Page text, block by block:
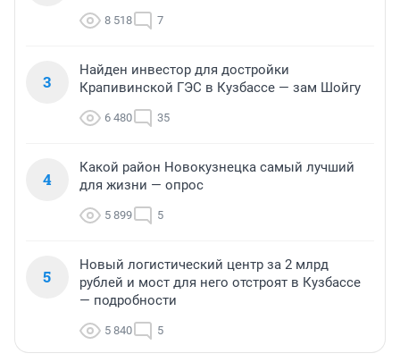
8 518 7
3
Найден инвестор для достройки
Крапивинской ГЭС в Кузбассе — зам Шойгу
6 480 35
4
Какой район Новокузнецка самый лучший
для жизни — опрос
5 899 5
5
Новый логистический центр за 2 млрд
рублей и мост для него отстроят в Кузбассе
— подробности
5 840 5